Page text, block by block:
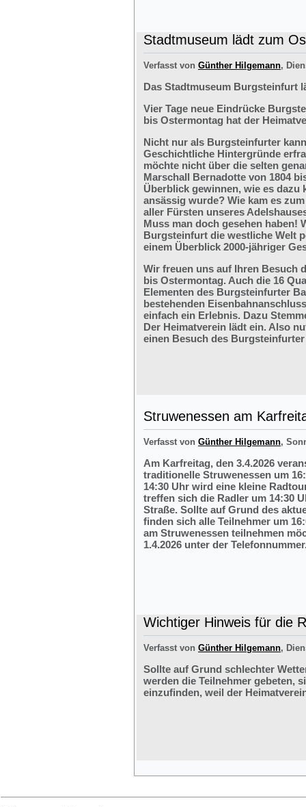
Stadtmuseum lädt zum
Verfasst von Günther Hilgemann,
Das Stadtmuseum Burgsteinfurt
Vier Tage neue Eindrücke
bis Ostermontag hat der
Nicht nur als Burgsteinfurter
Geschichtliche Hintergründe
möchte nicht über die selten
Marschall Bernadotte von 1804
Überblick gewinnen, wie es dazu
ansässig wurde? Wie kam es
aller Fürsten unseres
Muss man doch gesehen haben!
Burgsteinfurt die westliche Welt
einem Überblick 2000-jähriger
Wir freuen uns auf Ihren Besuch
bis Ostermontag. Auch die 16
Elementen des Burgsteinfurter
bestehenden
einfach ein Erlebnis. Dazu
Der Heimatverein lädt ein. Also
einen Besuch des
Struwenessen am
Verfasst von Günther Hilgemann,
Am Karfreitag, den 3.4.2026
traditionelle Struwenessen um
14:30 Uhr wird eine kleine
treffen sich die Radler um 14:30
Straße. Sollte auf Grund des
finden sich alle Teilnehmer um
am Struwenessen teilnehmen
1.4.2026 unter der
Wichtiger Hinweis für die
Verfasst von Günther Hilgemann,
Sollte auf Grund schlechter
werden die Teilnehmer gebeten,
einzufinden, weil der